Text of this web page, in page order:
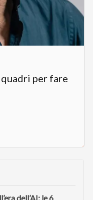
per fare
dell’AI: le 6